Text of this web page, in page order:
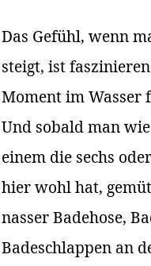
Das Gefühl, wenn
steigt, ist
Moment im
Und sobald man
einem die sechs
hier wohl hat,
nasser Badehose,
Badeschlappen an